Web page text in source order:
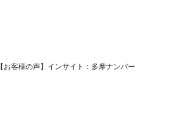
【お客様の声】インサイト：多摩ナンバー